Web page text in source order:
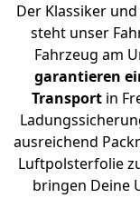
Der Klassiker
steht unser
Fahrzeug am
garantieren
Transport in
ausreichend
Luftpolsterfolie
bringen Deine